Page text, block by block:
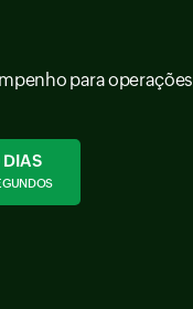
para operações
DIAS